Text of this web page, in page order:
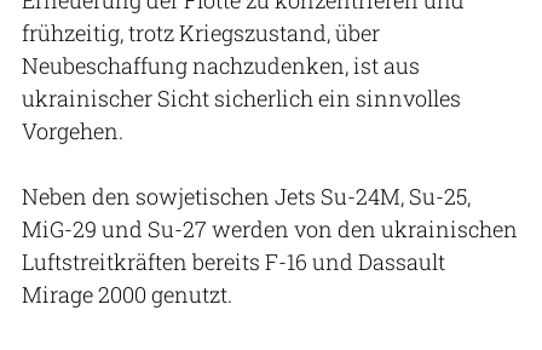
frühzeitig, trotz Kriegszustand, über
Neubeschaffung nachzudenken, ist aus
ukrainischer Sicht sicherlich ein sinnvolles
Vorgehen.
Neben den sowjetischen Jets Su-24M, Su-25,
MiG-29 und Su-27 werden von den ukrainischen
Luftstreitkräften bereits F-16 und Dassault
Mirage 2000 genutzt.